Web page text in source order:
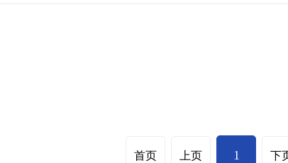
首页 上页 1 下